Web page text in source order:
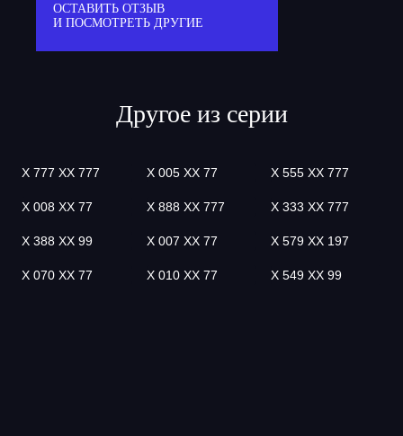
ОСТАВИТЬ ОТЗЫВ
И ПОСМОТРЕТЬ ДРУГИЕ
Другое из серии
Х 777 ХХ 777 Х 005 ХХ 77 Х 555 ХХ 777
Х 008 ХХ 77 Х 888 ХХ 777 Х 333 ХХ 777
Х 388 ХХ 99 Х 007 ХХ 77 Х 579 ХХ 197
Х 070 ХХ 77 Х 010 ХХ 77 Х 549 ХХ 99